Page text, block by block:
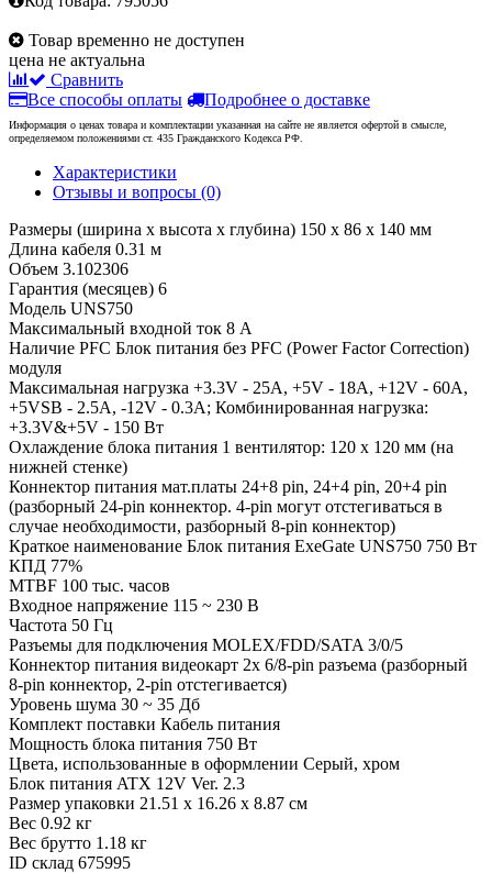
Товар временно не доступен
цена не актуальна
Сравнить
Все способы оплаты
Подробнее о доставке
Информация о ценах товара и комплектации указанная на сайте не является офертой в смысле,
определяемом положениями ст. 435 Гражданского Кодекса РФ.
Характеристики
Отзывы и вопросы (0)
Размеры (ширина x высота x глубина) 150 x 86 x 140 мм
Длина кабеля 0.31 м
Объем 3.102306
Гарантия (месяцев) 6
Модель UNS750
Максимальный входной ток 8 А
Наличие PFC Блок питания без PFC (Power Factor Correction)
модуля
Максимальная нагрузка +3.3V - 25A, +5V - 18A, +12V - 60A,
+5VSB - 2.5A, -12V - 0.3A; Комбинированная нагрузка:
+3.3V&+5V - 150 Вт
Охлаждение блока питания 1 вентилятор: 120 x 120 мм (на
нижней стенке)
Коннектор питания мат.платы 24+8 pin, 24+4 pin, 20+4 pin
(разборный 24-pin коннектор. 4-pin могут отстегиваться в
случае необходимости, разборный 8-pin коннектор)
Краткое наименование Блок питания ExeGate UNS750 750 Вт
КПД 77%
MTBF 100 тыс. часов
Входное напряжение 115 ~ 230 В
Частота 50 Гц
Разъемы для подключения MOLEX/FDD/SATA 3/0/5
Коннектор питания видеокарт 2x 6/8-pin разъема (разборный
8-pin коннектор, 2-pin отстегивается)
Уровень шума 30 ~ 35 Дб
Комплект поставки Кабель питания
Мощность блока питания 750 Вт
Цвета, использованные в оформлении Серый, хром
Блок питания ATX 12V Ver. 2.3
Размер упаковки 21.51 x 16.26 x 8.87 см
Вес 0.92 кг
Вес брутто 1.18 кг
ID склад 675995